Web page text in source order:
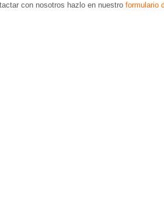
con nosotros hazlo en nuestro formulario